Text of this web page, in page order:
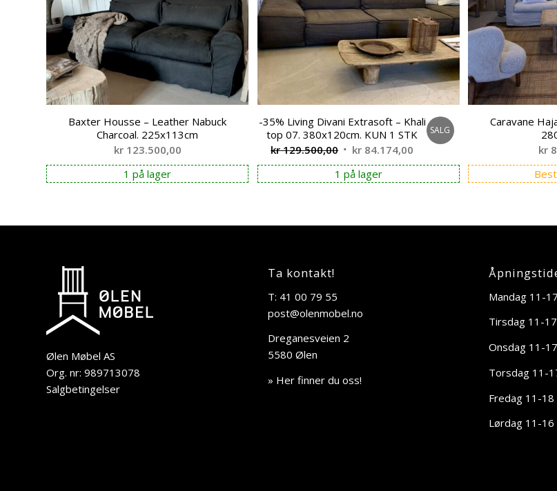
Baxter Housse – Leather Nabuck
Charcoal. 225x113cm
kr123.500,00
1 på lager
-35% Living Divani Extrasoft – Khali
top 07. 380x120cm. KUN 1 STK
kr129.500,00 Opprinnelig
pris
var:
kr 84.174,00 Nåværende
pris
er:
SALG
1 på lager
Caravane
kr
Ølen Møbel AS
Org. nr: 989713078
Salgbetingelser
Ta kontakt!
T: 41 00 79 55
post@olenmobel.no
Dreganesveien 2
5580 Ølen
» Her finner du oss!
Mandag 11-17
Tirsdag 11-17
Onsdag 11-17
Torsdag 11-
Fredag 11-18
Lørdag 11-16